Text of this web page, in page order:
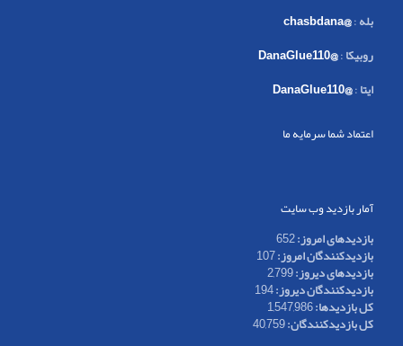
بله:
@chasbdana
روبیکا:
@DanaGlue110
ایتا:
@DanaGlue110
اعتماد شما سرمایه ما
آمار بازدید وب سایت
بازدیدهای امروز:652
بازدیدکنندگان امروز:107
بازدیدهای دیروز:2,799
بازدیدکنندگان دیروز:194
کل بازدیدها:1,547,986
کل بازدیدکنند‌گان:40,759